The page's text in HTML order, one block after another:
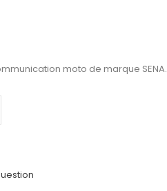
moto de marque SENA.